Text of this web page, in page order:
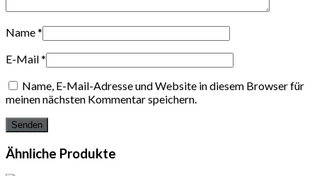
Name*
E-Mail*
Name, E-Mail-Adresse und Website in diesem Browser für
meinen nächsten Kommentar speichern.
Ähnliche Produkte